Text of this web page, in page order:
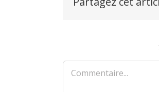
Commentaire